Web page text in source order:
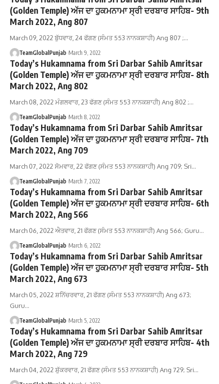
(Golden Temple) ਅੱਜ ਦਾ ਹੁਕਮਨਾਮਾ ਸ੍ਰੀ ਦਰਬਾਰ ਸਾਹਿਬ- 9th
March 2022, Ang 807
March 09, 2022 ਬੁੱਧਵਾਰ, 24 ਫੱਗਣ (ਸੰਮਤ 553 ਨਾਨਕਸ਼ਾਹੀ) Ang 807 ;…
TeamGlobalPunjab March 9, 2022
Today’s Hukamnama from Sri Darbar Sahib Amritsar
(Golden Temple) ਅੱਜ ਦਾ ਹੁਕਮਨਾਮਾ ਸ੍ਰੀ ਦਰਬਾਰ ਸਾਹਿਬ- 8th
March 2022, Ang 802
March 08, 2022 ਮੰਗਲਵਾਰ, 23 ਫੱਗਣ (ਸੰਮਤ 553 ਨਾਨਕਸ਼ਾਹੀ) Ang 802 ;…
TeamGlobalPunjab March 8, 2022
Today’s Hukamnama from Sri Darbar Sahib Amritsar
(Golden Temple) ਅੱਜ ਦਾ ਹੁਕਮਨਾਮਾ ਸ੍ਰੀ ਦਰਬਾਰ ਸਾਹਿਬ- 7th
March 2022, Ang 709
March 07, 2022 ਸੋਮਵਾਰ, 22 ਫੱਗਣ (ਸੰਮਤ 553 ਨਾਨਕਸ਼ਾਹੀ) Ang 709; Sri…
TeamGlobalPunjab March 7, 2022
Today’s Hukamnama from Sri Darbar Sahib Amritsar
(Golden Temple) ਅੱਜ ਦਾ ਹੁਕਮਨਾਮਾ ਸ੍ਰੀ ਦਰਬਾਰ ਸਾਹਿਬ- 6th
March 2022, Ang 566
March 06, 2022 ਐਤਵਾਰ, 21 ਫੱਗਣ (ਸੰਮਤ 553 ਨਾਨਕਸ਼ਾਹੀ) Ang 566; Guru…
TeamGlobalPunjab March 6, 2022
Today’s Hukamnama from Sri Darbar Sahib Amritsar
(Golden Temple) ਅੱਜ ਦਾ ਹੁਕਮਨਾਮਾ ਸ੍ਰੀ ਦਰਬਾਰ ਸਾਹਿਬ- 5th
March 2022, Ang 673
March 05, 2022 ਸ਼ਨਿੱਚਰਵਾਰ, 21 ਫੱਗਣ (ਸੰਮਤ 553 ਨਾਨਕਸ਼ਾਹੀ) Ang 673;
Guru…
TeamGlobalPunjab March 5, 2022
Today’s Hukamnama from Sri Darbar Sahib Amritsar
(Golden Temple) ਅੱਜ ਦਾ ਹੁਕਮਨਾਮਾ ਸ੍ਰੀ ਦਰਬਾਰ ਸਾਹਿਬ- 4th
March 2022, Ang 729
March 04, 2022 ਸ਼ੁੱਕਰਵਾਰ, 21 ਫੱਗਣ (ਸੰਮਤ 553 ਨਾਨਕਸ਼ਾਹੀ) Ang 729; Sri…